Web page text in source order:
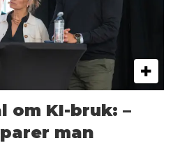
om KI-bruk: –
man